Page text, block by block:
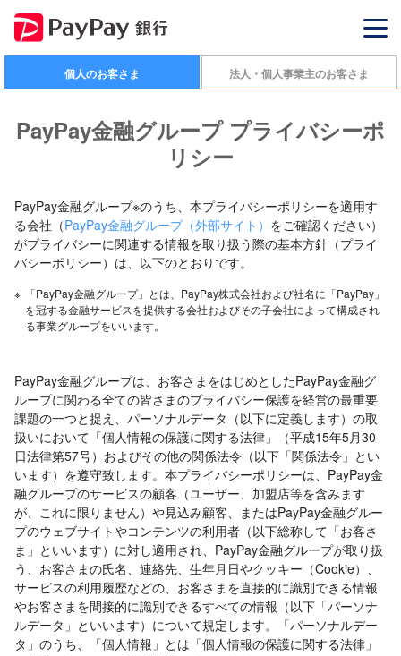
個人のお客さま 法人・個人事業主のお客さま
PayPay金融グループ プライバシーポ
リシー
PayPay金融グループ※のうち、本プライバシーポリシーを適用す
る会社（PayPay金融グループ（外部サイト） をご確認ください）
がプライバシーに関連する情報を取り扱う際の基本方針（プライ
バシーポリシー）は、以下のとおりです。
※
「PayPay金融グループ」とは、PayPay株式会社および社名に「PayPay」
を冠する金融サービスを提供する会社およびその子会社によって構成され
る事業グループをいいます。
PayPay金融グループは、お客さまをはじめとしたPayPay金融グ
ループに関わる全ての皆さまのプライバシー保護を経営の最重要
課題の一つと捉え、パーソナルデータ（以下に定義します）の取
扱いにおいて「個人情報の保護に関する法律」（平成15年5月30
日法律第57号）およびその他の関係法令（以下「関係法令」とい
います）を遵守致します。本プライバシーポリシーは、PayPay金
融グループのサービスの顧客（ユーザー、加盟店等を含みます
が、これに限りません）や見込み顧客、またはPayPay金融グルー
プのウェブサイトやコンテンツの利用者（以下総称して「お客さ
ま」といいます）に対し適用され、PayPay金融グループが取り扱
う、お客さまの氏名、連絡先、生年月日やクッキー（Cookie）、
サービスの利用履歴などの、お客さまを直接的に識別できる情報
やお客さまを間接的に識別できるすべての情報（以下「パーソナ
ルデータ」といいます）について規定します。「パーソナルデー
タ」のうち、「個人情報」とは「個人情報の保護に関する法律」